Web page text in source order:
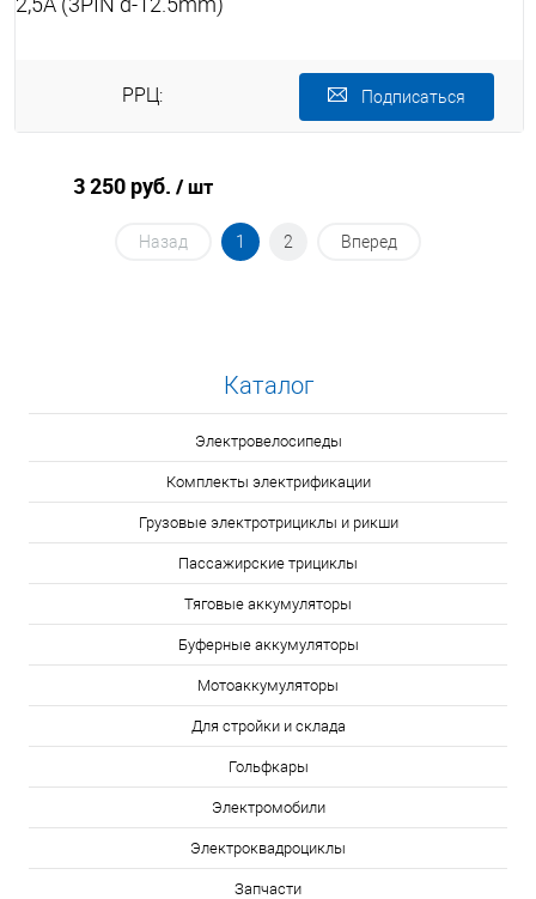
РРЦ:
3 250 руб. / шт
Подписаться
Назад 1 2 Вперед
Каталог
Электровелосипеды
Комплекты электрификации
Грузовые электротрициклы и рикши
Пассажирские трициклы
Тяговые аккумуляторы
Буферные аккумуляторы
Мотоаккумуляторы
Для стройки и склада
Гольфкары
Электромобили
Электроквадроциклы
Запчасти